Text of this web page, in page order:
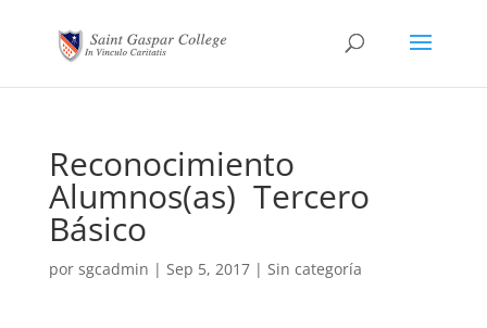
Reconocimiento
Alumnos(as) Tercero
Básico
por sgcadmin | Sep 5, 2017| Sin categoría